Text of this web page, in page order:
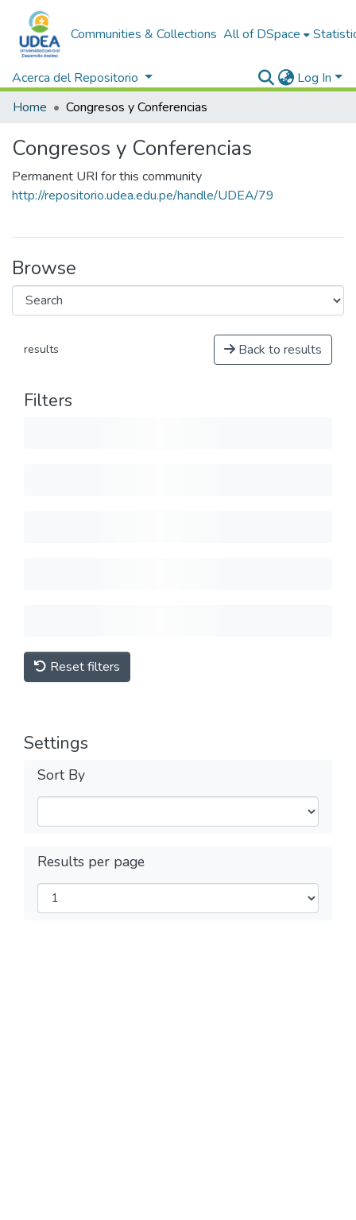
Communities & Collections All of DSpace
Acerca del Repositorio
Log In
Home
Congresos y Conferencias
Congresos y Conferencias
Permanent URI for this community
http://repositorio.udea.edu.pe/handle/UDEA/79
Browse
results Back to results
Filters
Reset filters
Settings
Sort By
Results per page